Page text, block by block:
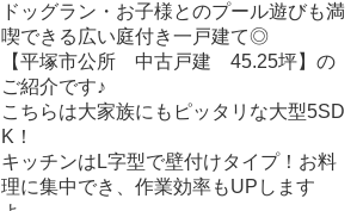
ドッグラン・お子様とのプール遊びも満
喫できる広い庭付き一戸建て◎
【平塚市公所 中古戸建 45.25坪】の
ご紹介です♪
こちらは大家族にもピッタリな大型5SD
K！
キッチンはL字型で壁付けタイプ！お料
理に集中でき、作業効率もUPします